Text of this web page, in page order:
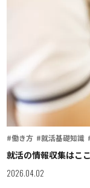
#働き方 #就活基礎知識
就活の情報収集はこ
2026.04.02